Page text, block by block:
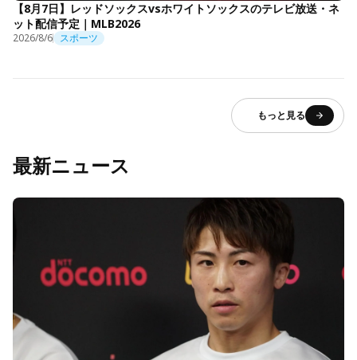
【8月7日】レッドソックスvsホワイトソックスのテレビ放送・ネ
ット配信予定｜MLB2026
2026/8/6 スポーツ
もっと見る
最新ニュース